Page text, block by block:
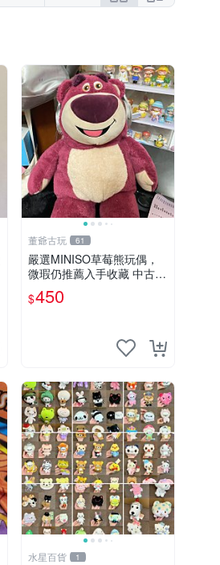
董爺古玩 61
嚴選MINISO草莓熊玩偶，
微瑕仍推薦入手收藏 中古 M
INISO 草莓熊 玩具 收藏
$450
水星百貨 1